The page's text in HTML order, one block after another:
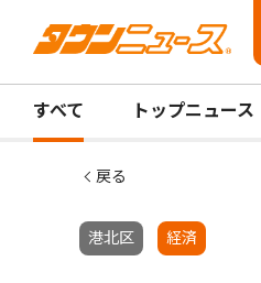
すべて トップニュース
戻る
港北区 経済